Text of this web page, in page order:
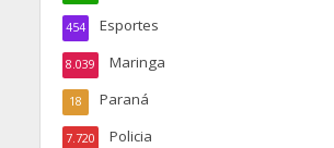
Esportes
454
Maringa
8.039
Paraná
18
Policia
7.720